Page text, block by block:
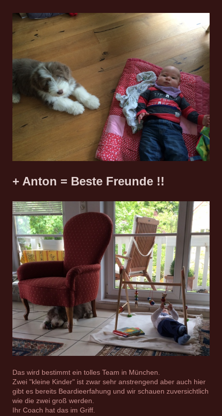
+ Anton = Beste Freunde !!
Das wird bestimmt ein tolles Team in München.
Zwei "kleine Kinder" ist zwar sehr anstrengend aber auch hier
gibt es bereits Beardieerfahung und wir schauen zuversichtlich
wie die zwei groß werden.
Ihr Coach hat das im Griff.